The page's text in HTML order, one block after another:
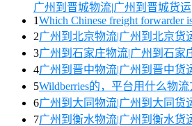
广州到晋城物流|广州到晋城货运
1Which Chinese freight forwarder
2广州到北京物流|广州到北京货
3广州到石家庄物流|广州到石家
4广州到晋中物流|广州到晋中货
5Wildberries的，平台用什么物流
6广州到大同物流|广州到大同货
7广州到衡水物流|广州到衡水货